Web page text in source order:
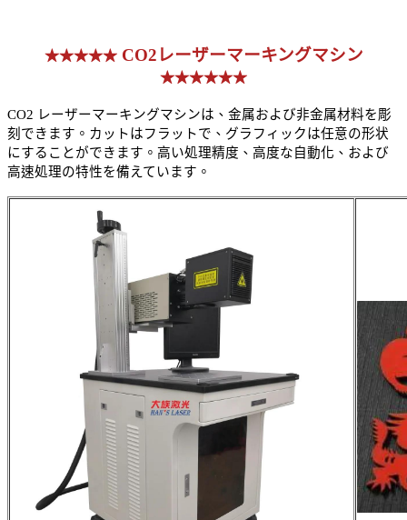
★★★★★CO2レーザーマーキングマシン
★★★★★★
CO2 レーザーマーキングマシンは、金属および非金属材料を彫
刻できます。カットはフラットで、グラフィックは任意の形状
にすることができます。高い処理精度、高度な自動化、および
高速処理の特性を備えています。